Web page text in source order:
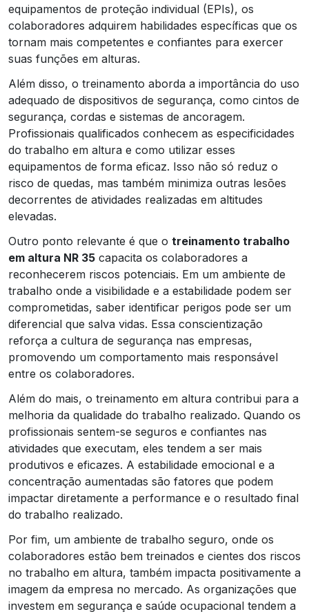
equipamentos de proteção individual (EPIs), os
colaboradores adquirem habilidades específicas que os
tornam mais competentes e confiantes para exercer
suas funções em alturas.
Além disso, o treinamento aborda a importância do uso
adequado de dispositivos de segurança, como cintos de
segurança, cordas e sistemas de ancoragem.
Profissionais qualificados conhecem as especificidades
do trabalho em altura e como utilizar esses
equipamentos de forma eficaz. Isso não só reduz o
risco de quedas, mas também minimiza outras lesões
decorrentes de atividades realizadas em altitudes
elevadas.
Outro ponto relevante é que o treinamento trabalho
em altura NR 35 capacita os colaboradores a
reconhecerem riscos potenciais. Em um ambiente de
trabalho onde a visibilidade e a estabilidade podem ser
comprometidas, saber identificar perigos pode ser um
diferencial que salva vidas. Essa conscientização
reforça a cultura de segurança nas empresas,
promovendo um comportamento mais responsável
entre os colaboradores.
Além do mais, o treinamento em altura contribui para a
melhoria da qualidade do trabalho realizado. Quando os
profissionais sentem-se seguros e confiantes nas
atividades que executam, eles tendem a ser mais
produtivos e eficazes. A estabilidade emocional e a
concentração aumentadas são fatores que podem
impactar diretamente a performance e o resultado final
do trabalho realizado.
Por fim, um ambiente de trabalho seguro, onde os
colaboradores estão bem treinados e cientes dos riscos
no trabalho em altura, também impacta positivamente a
imagem da empresa no mercado. As organizações que
investem em segurança e saúde ocupacional tendem a